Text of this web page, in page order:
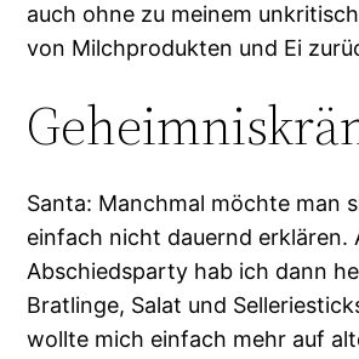
auch ohne zu meinem
von Milchprodukten und Ei
Santa: Manchmal möchte man
einfach nicht dauernd erklären.
Abschiedsparty hab ich dann
Bratlinge, Salat und
wollte mich einfach mehr auf